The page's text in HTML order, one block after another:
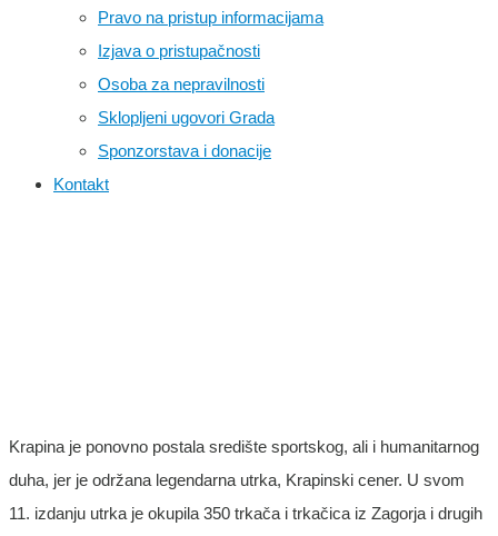
Pravo na pristup informacijama
Izjava o pristupačnosti
Osoba za nepravilnosti
Sklopljeni ugovori Grada
Sponzorstava i donacije
Kontakt
Krapina je ponovno postala središte sportskog, ali i humanitarnog
duha, jer je održana legendarna utrka, Krapinski cener. U svom
11. izdanju utrka je okupila 350 trkača i trkačica iz Zagorja i drugih